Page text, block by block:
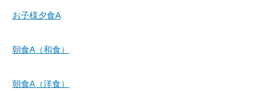
お子様夕食A
朝食A（和食）
朝食A（洋食）